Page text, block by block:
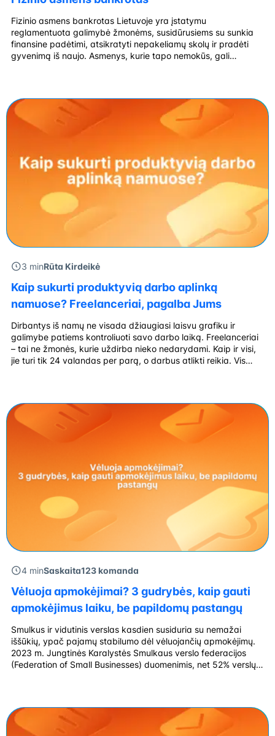
Fizinio asmens bankrotas Lietuvoje yra įstatymu
reglamentuota galimybė žmonėms, susidūrusiems su sunkia
finansine padėtimi, atsikratyti nepakeliamų skolų ir pradėti
gyvenimą iš naujo. Asmenys, kurie tapo nemokūs, gali
tapti išeitimi iš ilgametės skolos […]
3 minRūta Kirdeikė
Kaip sukurti produktyvią darbo aplinką
namuose? Freelanceriai, pagalba Jums
Dirbantys iš namų ne visada džiaugiasi laisvu grafiku ir
galimybe patiems kontroliuoti savo darbo laiką. Freelanceriai
– tai ne žmonės, kurie uždirba nieko nedarydami. Kaip ir visi,
jie turi tik 24 valandas per parą, o darbus atlikti reikia. Vis
4 minSaskaita123 komanda
Vėluoja apmokėjimai? 3 gudrybės, kaip gauti
apmokėjimus laiku, be papildomų pastangų
Smulkus ir vidutinis verslas kasdien susiduria su nemažai
iššūkių, ypač pajamų stabilumo dėl vėluojančių apmokėjimų.
2023 m. Jungtinės Karalystės Smulkaus verslo federacijos
(Federation of Small Businesses) duomenimis, net 52% verslų